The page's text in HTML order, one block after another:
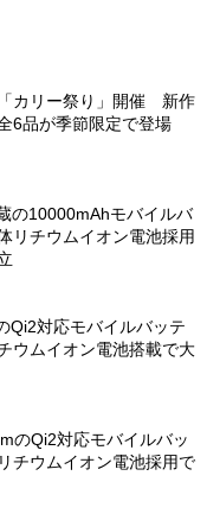
カリー祭り」開催 新作
6品が季節限定で登場
の10000mAhモバイルバ
チウムイオン電池採用
Qi2対応モバイルバッテ
ウムイオン電池搭載で大
のQi2対応モバイルバッ
チウムイオン電池採用で